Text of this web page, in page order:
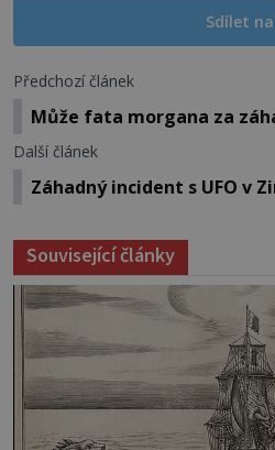
Sdílet
Předchozí článek
Může fata morgana za
Další článek
Záhadný incident s UFO v
Související články